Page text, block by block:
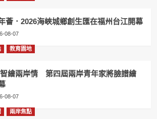
薈．2026海峽城鄉創生匯在福州台江開幕
08-07
教育園地
智繪兩岸情 第四屆兩岸青年家將臉譜繪
08-07
兩岸焦點